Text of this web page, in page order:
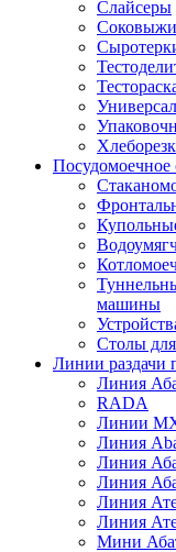
Слайсеры
Посудомоечное
машины
Столы
Линии раздачи
Линия
RADA
Линии
Линия
Линия
Линия
Линия
Линия
Мини